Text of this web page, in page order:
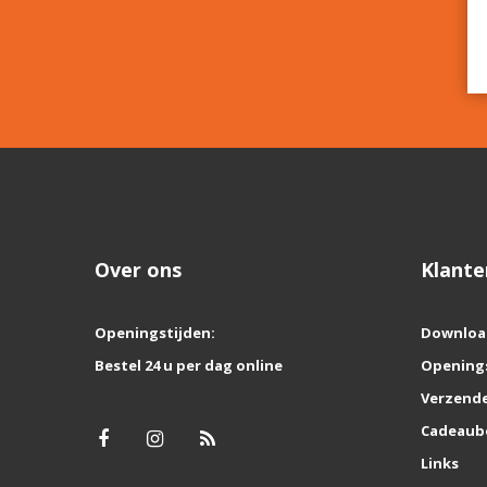
Over ons
Openingstijden:
Bestel 24 u per dag online
Links